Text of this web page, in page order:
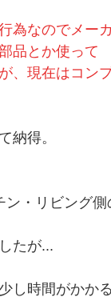
なのでメー
品とか使って
現在はコン
納得。
・リビング
たが...
し時間がかか